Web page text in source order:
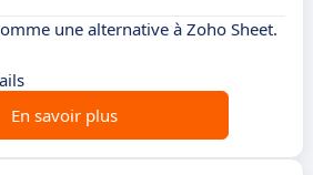
une alternative à Zoho Sheet.
En savoir plus